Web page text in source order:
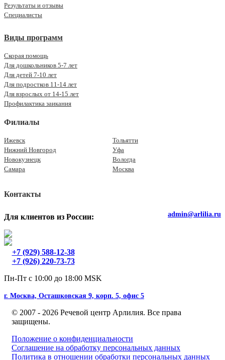
Результаты и отзывы
Специалисты
Виды программ
Скорая помощь
Для дошкольников 5-7 лет
Для детей 7-10 лет
Для подростков 11-14 лет
Для взрослых от 14-15 лет
Профилактика заикания
Филиалы
Ижевск
Нижний Новгород
Новокузнецк
Самара
Тольятти
Уфа
Вологда
Москва
Контакты
Для клиентов из России:
+7 (929) 588-12-38
+7 (926) 220-73-73
Пн-Пт с 10:00 до 18:00 MSK
admin@arlilia.ru
г. Москва, Осташковская 9, корп. 5, офис 5
© 2007 - 2026 Речевой центр Арлилия. Все права
защищены.
Положение о конфиденциальности
Соглашение на обработку персональных данных
Политика в отношении обработки персональных данных